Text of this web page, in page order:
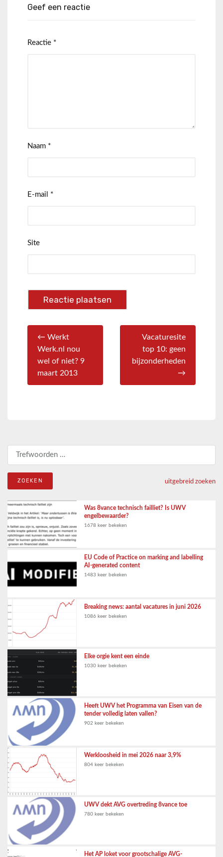
Geef een reactie
Reactie *
Naam *
E-mail *
Site
← Werkt
Werk.nl nou
wel of niet? 9
maart 2013
Vacaturesite
top 10: geen
bijzonderheden
→
uitgebreid zoeken
Was 8vance technisch failliet? Is UWV
engelbewaarder?
1678 keer bekeken
EU Code of Practice on marking and labelling
AI-generated content
1483 keer bekeken
Breaking news: aantal vacatures in juni 2026
1086 keer bekeken
Elke orgie kent een einde
1030 keer bekeken
Heeft UWV het Programma van Eisen van de
tender volledig laten vallen?
902 keer bekeken
Werkloosheid in mei 2026 naar 3,9%
804 keer bekeken
UWV dekt AVG overtreding 8vance toe
780 keer bekeken
Het AP loket voor grootschalige AVG-